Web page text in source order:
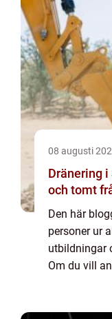
08 augusti
Dränering
och tomt
Den här
personer ur
utbildningar
Om du vill